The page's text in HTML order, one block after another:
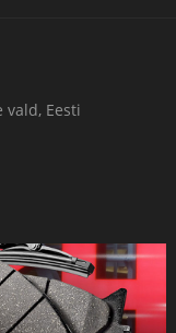
vald, Eesti